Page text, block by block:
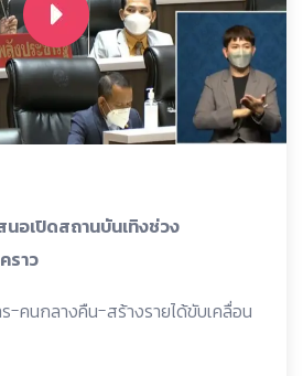
นอเปิดสถานบันเทิงช่วง
ราว
-คนกลางคืน-สร้างรายได้ขับเคลื่อน